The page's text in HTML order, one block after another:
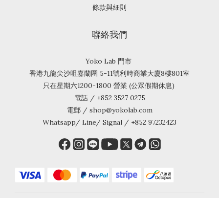
條款與細則
聯絡我們
Yoko Lab 門市
香港九龍尖沙咀嘉蘭圍 5-11號利時商業大廈8樓801室
只在星期六1200-1800 營業 (公眾假期休息)
電話 / +852 3527 0275
電郵 / shop@yokolab.com
Whatsapp/ Line/ Signal / +852 97232423